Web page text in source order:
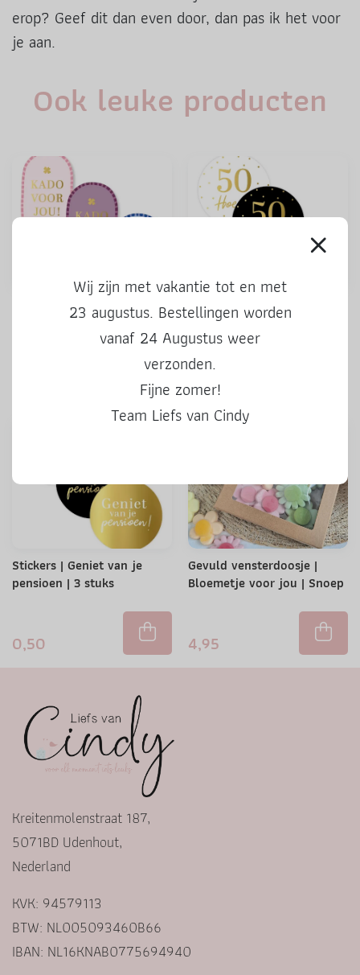
erop? Geef dit dan even door, dan pas ik het voor
je aan.
Ook leuke producten
Stickers | Kado voor jou |
kleur | 3 stuks
Stickers | 50 Hoera | 3 stuks
0,50
Stickers | Geniet van je
pensioen | 3 stuks
0,50
Gevuld vensterdoosje |
Bloemetje voor jou | Snoep
4,95
Wij zijn met vakantie tot en met
23 augustus. Bestellingen worden
vanaf 24 Augustus weer
verzonden.
Fijne zomer!
Team Liefs van Cindy
Kreitenmolenstraat 187,
5071BD Udenhout,
Nederland
KVK: 94579113
BTW: NL005093460B66
IBAN: NL16KNAB0775694940